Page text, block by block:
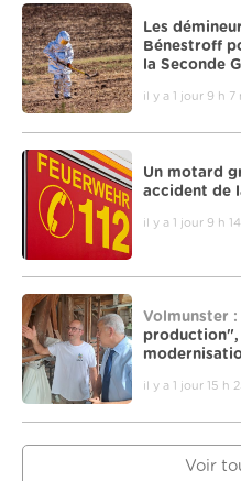
Les
Bénestroff
la Seconde
il y a 1 jour 9 h 7
Un motard
accident de
il y a 1 jour 9 h
Volmunster :
production",
il y a 1 jour 15 h
Voir